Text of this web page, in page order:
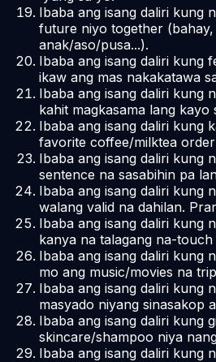
Ibaba ang isang daliri kung
future niyo together
anak/aso/pusa...).
Ibaba ang isang daliri kung
ikaw ang mas nakakatawa
Ibaba ang isang daliri kung
kahit magkasama lang kayo
Ibaba ang isang daliri kung
favorite coffee/milktea
Ibaba ang isang daliri kung
sentence na sasabihin pa
Ibaba ang isang daliri kung
walang valid na dahilan.
Ibaba ang isang daliri kung
kanya na talagang na-touch
Ibaba ang isang daliri kung
mo ang music/movies na
Ibaba ang isang daliri kung
masyado niyang sinasakop
Ibaba ang isang daliri kung
skincare/shampoo niya
Ibaba ang isang daliri kung